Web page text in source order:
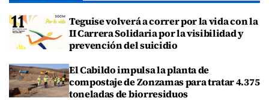
Teguise volverá a correr por la vida con la
II Carrera Solidaria por la visibilidad y
prevención del suicidio
El Cabildo impulsa la planta de
compostaje de Zonzamas para tratar 4.375
toneladas de biorresiduos